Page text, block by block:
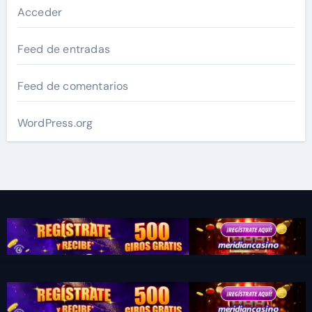
Acceder
Feed de entradas
Feed de comentarios
WordPress.org